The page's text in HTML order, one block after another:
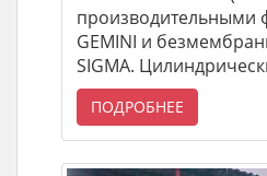
производительными
GEMINI и
SIGMA.
ПОДРОБНЕЕ